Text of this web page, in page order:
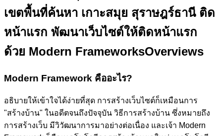
เขตพื้นที่ค้นหา เกาะสมุย สุราษฎร์ธานี ติด
หน้าแรก พัฒนาเว็บไซต์ให้ติดหน้าแรก
ด้วย Modern FrameworksOverviews
Modern Framework คืออะไร?
อธิบายให้เข้าใจได้ง่ายที่สุด การสร้างเว็บไซต์ก็เหมือนการ
"สร้างบ้าน" ในอดีตจนถึงปัจจุบัน วิธีการสร้างบ้าน ซึ่งหมายถึง
การสร้างเว็บ มีวิวัฒนาการมาอย่างต่อเนื่อง และเจ้า Modern